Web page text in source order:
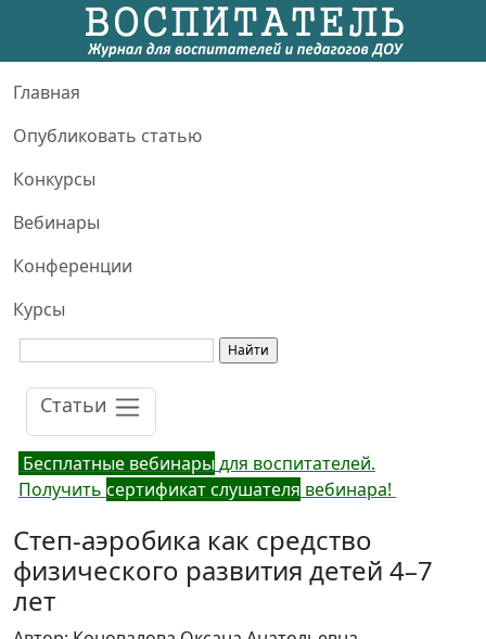
Главная
Опубликовать статью
Конкурсы
Вебинары
Конференции
Курсы
Статьи
Бесплатные вебинарыдля воспитателей.
Получить сертификат слушателя вебинара!
Степ-аэробика как средство
физического развития детей 4–7
лет